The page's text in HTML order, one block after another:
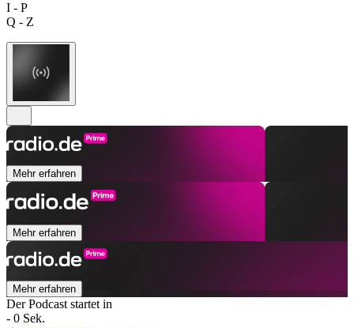
I - P
Q - Z
Mehr erfahren
Mehr erfahren
Mehr erfahren
Der Podcast startet in
- 0 Sek.